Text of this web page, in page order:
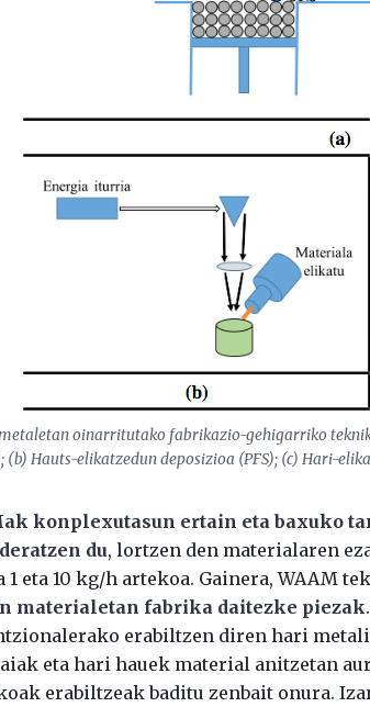
oinarritutako fabrikazio-gehigarriko
(b) Hauts-elikatzedun deposizioa (PFS); (c) Hari-
konplexutasun ertain eta baxuko
du, lortzen den materialaren
1 eta 10 kg/h artekoa. Gainera, WAAM
materialetan fabrika daitezke piezak
erabiltzen diren hari
eta hari hauek material anitzetan
erabiltzeak baditu zenbait onura.